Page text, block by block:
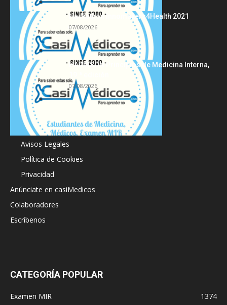
Hackathon Innomakers4Health 2021
07/08/2026
HARRISON Principios de Medicina Interna,
07/08/2026
Acerca de
Avisos Legales
Política de Cookies
Privacidad
Anúnciate en casiMedicos
Colaboradores
Escríbenos
CATEGORÍA POPULAR
Examen MIR
1374